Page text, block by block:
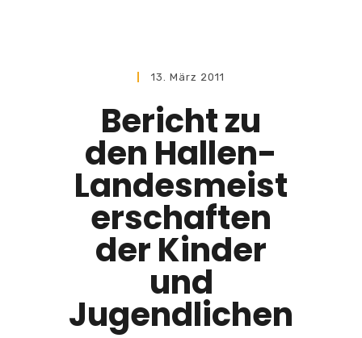
13. März 2011
Bericht zu
den Hallen-
Landesmeist
erschaften
der Kinder
und
Jugendlichen